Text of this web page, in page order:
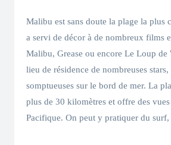
Malibu est sans doute la plage la plus
a servi de décor à de nombreux films
Malibu, Grease ou encore Le Loup de
lieu de résidence de nombreuses
somptueuses sur le bord de mer. La
plus de 30 kilomètres et offre des
Pacifique. On peut y pratiquer du